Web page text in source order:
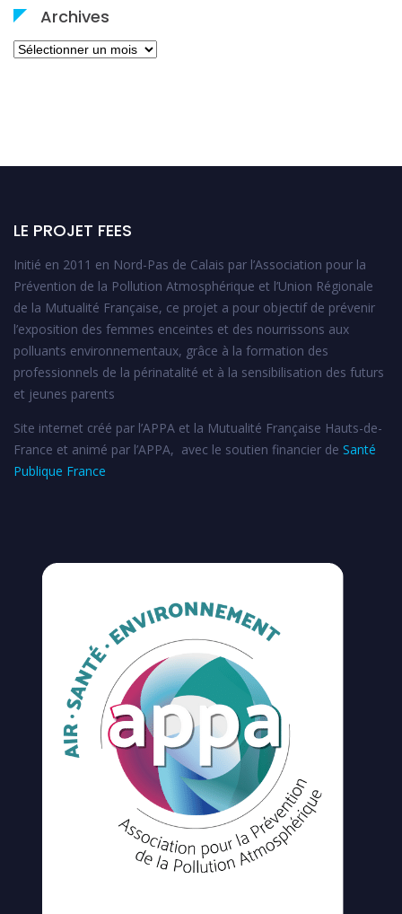
Archives
Archives
LE PROJET FEES
Initié en 2011 en Nord-Pas de Calais par l’Association pour la
Prévention de la Pollution Atmosphérique et l’Union Régionale
de la Mutualité Française, ce projet a pour objectif de prévenir
l’exposition des femmes enceintes et des nourrissons aux
polluants environnementaux, grâce à la formation des
professionnels de la périnatalité et à la sensibilisation des futurs
et jeunes parents
Site internet créé par l’APPA et la Mutualité Française Hauts-de-
France et animé par l’APPA, avec le soutien financier de Santé
Publique France